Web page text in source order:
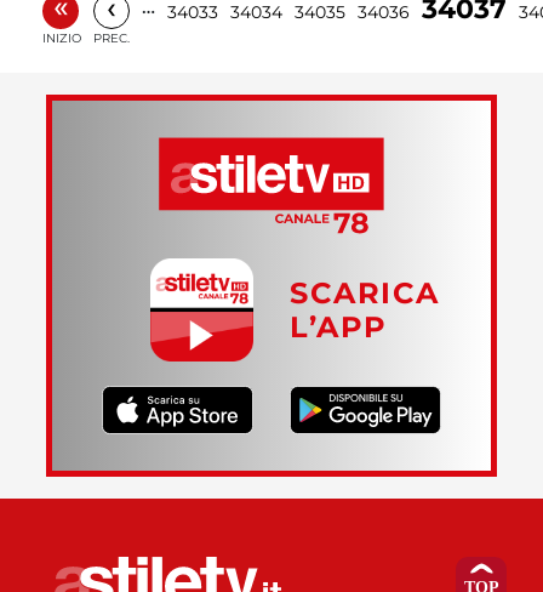
INIZIO
‹
PREC.
… 34033 34034 34035 34036 34037
SCARICA
L’APP